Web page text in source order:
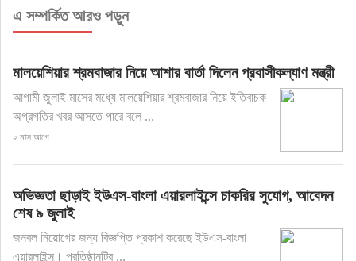
এ সম্পর্কিত আরও পড়ুন
মালয়েশিয়ার শ্রমবাজার নিয়ে আশার বার্তা দিলেন প্রবাসীকল্যাণ মন্ত্রী
আগামী জুলাই মাসের মধ্যে মালয়েশিয়ার শ্রমবাজার নিয়ে ইতিবাচক
অগ্রগতির খবর আসতে পারে বলে ...
২ মাস আগে
অভিজ্ঞতা ছাড়াই ইউএস-বাংলা এয়ারলাইন্সে চাকরির সুযোগ, আবেদন
শেষ ৯ জুলাই
জনবল নিয়োগের জন্য বিজ্ঞপ্তি প্রকাশ করেছে ইউএস-বাংলা
এয়ারলাইন্স। প্রতিষ্ঠানটির ...